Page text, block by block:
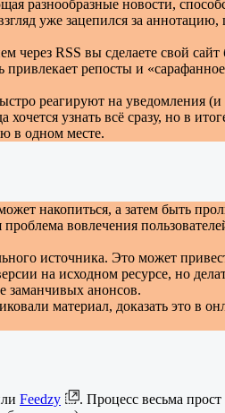
разнообразные новости,
уже зацепился за
через RSS вы сделаете свой
репосты и
реагируют на уведомления
узнать всё сразу, но в
в одном месте.
накопиться, а затем быть
вовлечения
источника. Это может
на исходном ресурсе, но
заманчивых анонсов.
материал, доказать это в
Feedzy
. Процесс весьма